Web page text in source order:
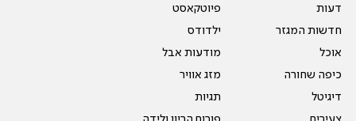
דעות
חדשות המגזר
אוכל
כיפה שחורה
דיגיטל
פיוטקאסט
ילדודס
מודעות אבל
מזג אוויר
תגיות